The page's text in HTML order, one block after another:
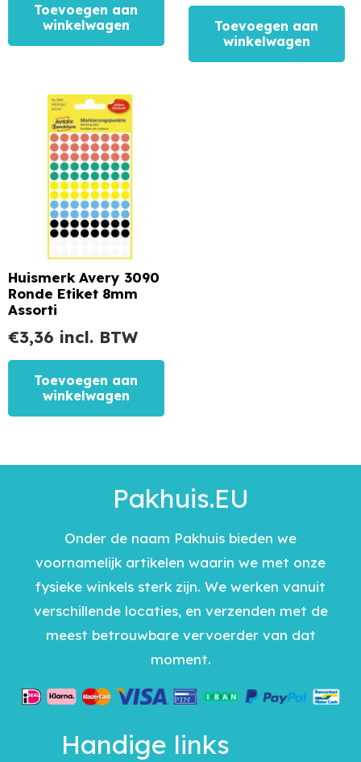
Toevoegen aan
winkelwagen
Toevoegen aan
winkelwagen
Huismerk Avery 3090
Ronde Etiket 8mm
Assorti
€3,36 incl. BTW
Toevoegen aan
winkelwagen
Pakhuis.EU
Onder de naam Pakhuis bieden we
voornamelijk artikelen waarin we met onze
fysieke winkels sterk zijn. We werken vanuit
verschillende locaties, en verzenden met de
meest betrouwbare vervoerder van dat
moment.
Handige links